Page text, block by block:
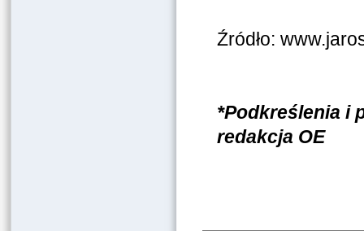
Źródło:
*Podkreślenia i
redakcja OE